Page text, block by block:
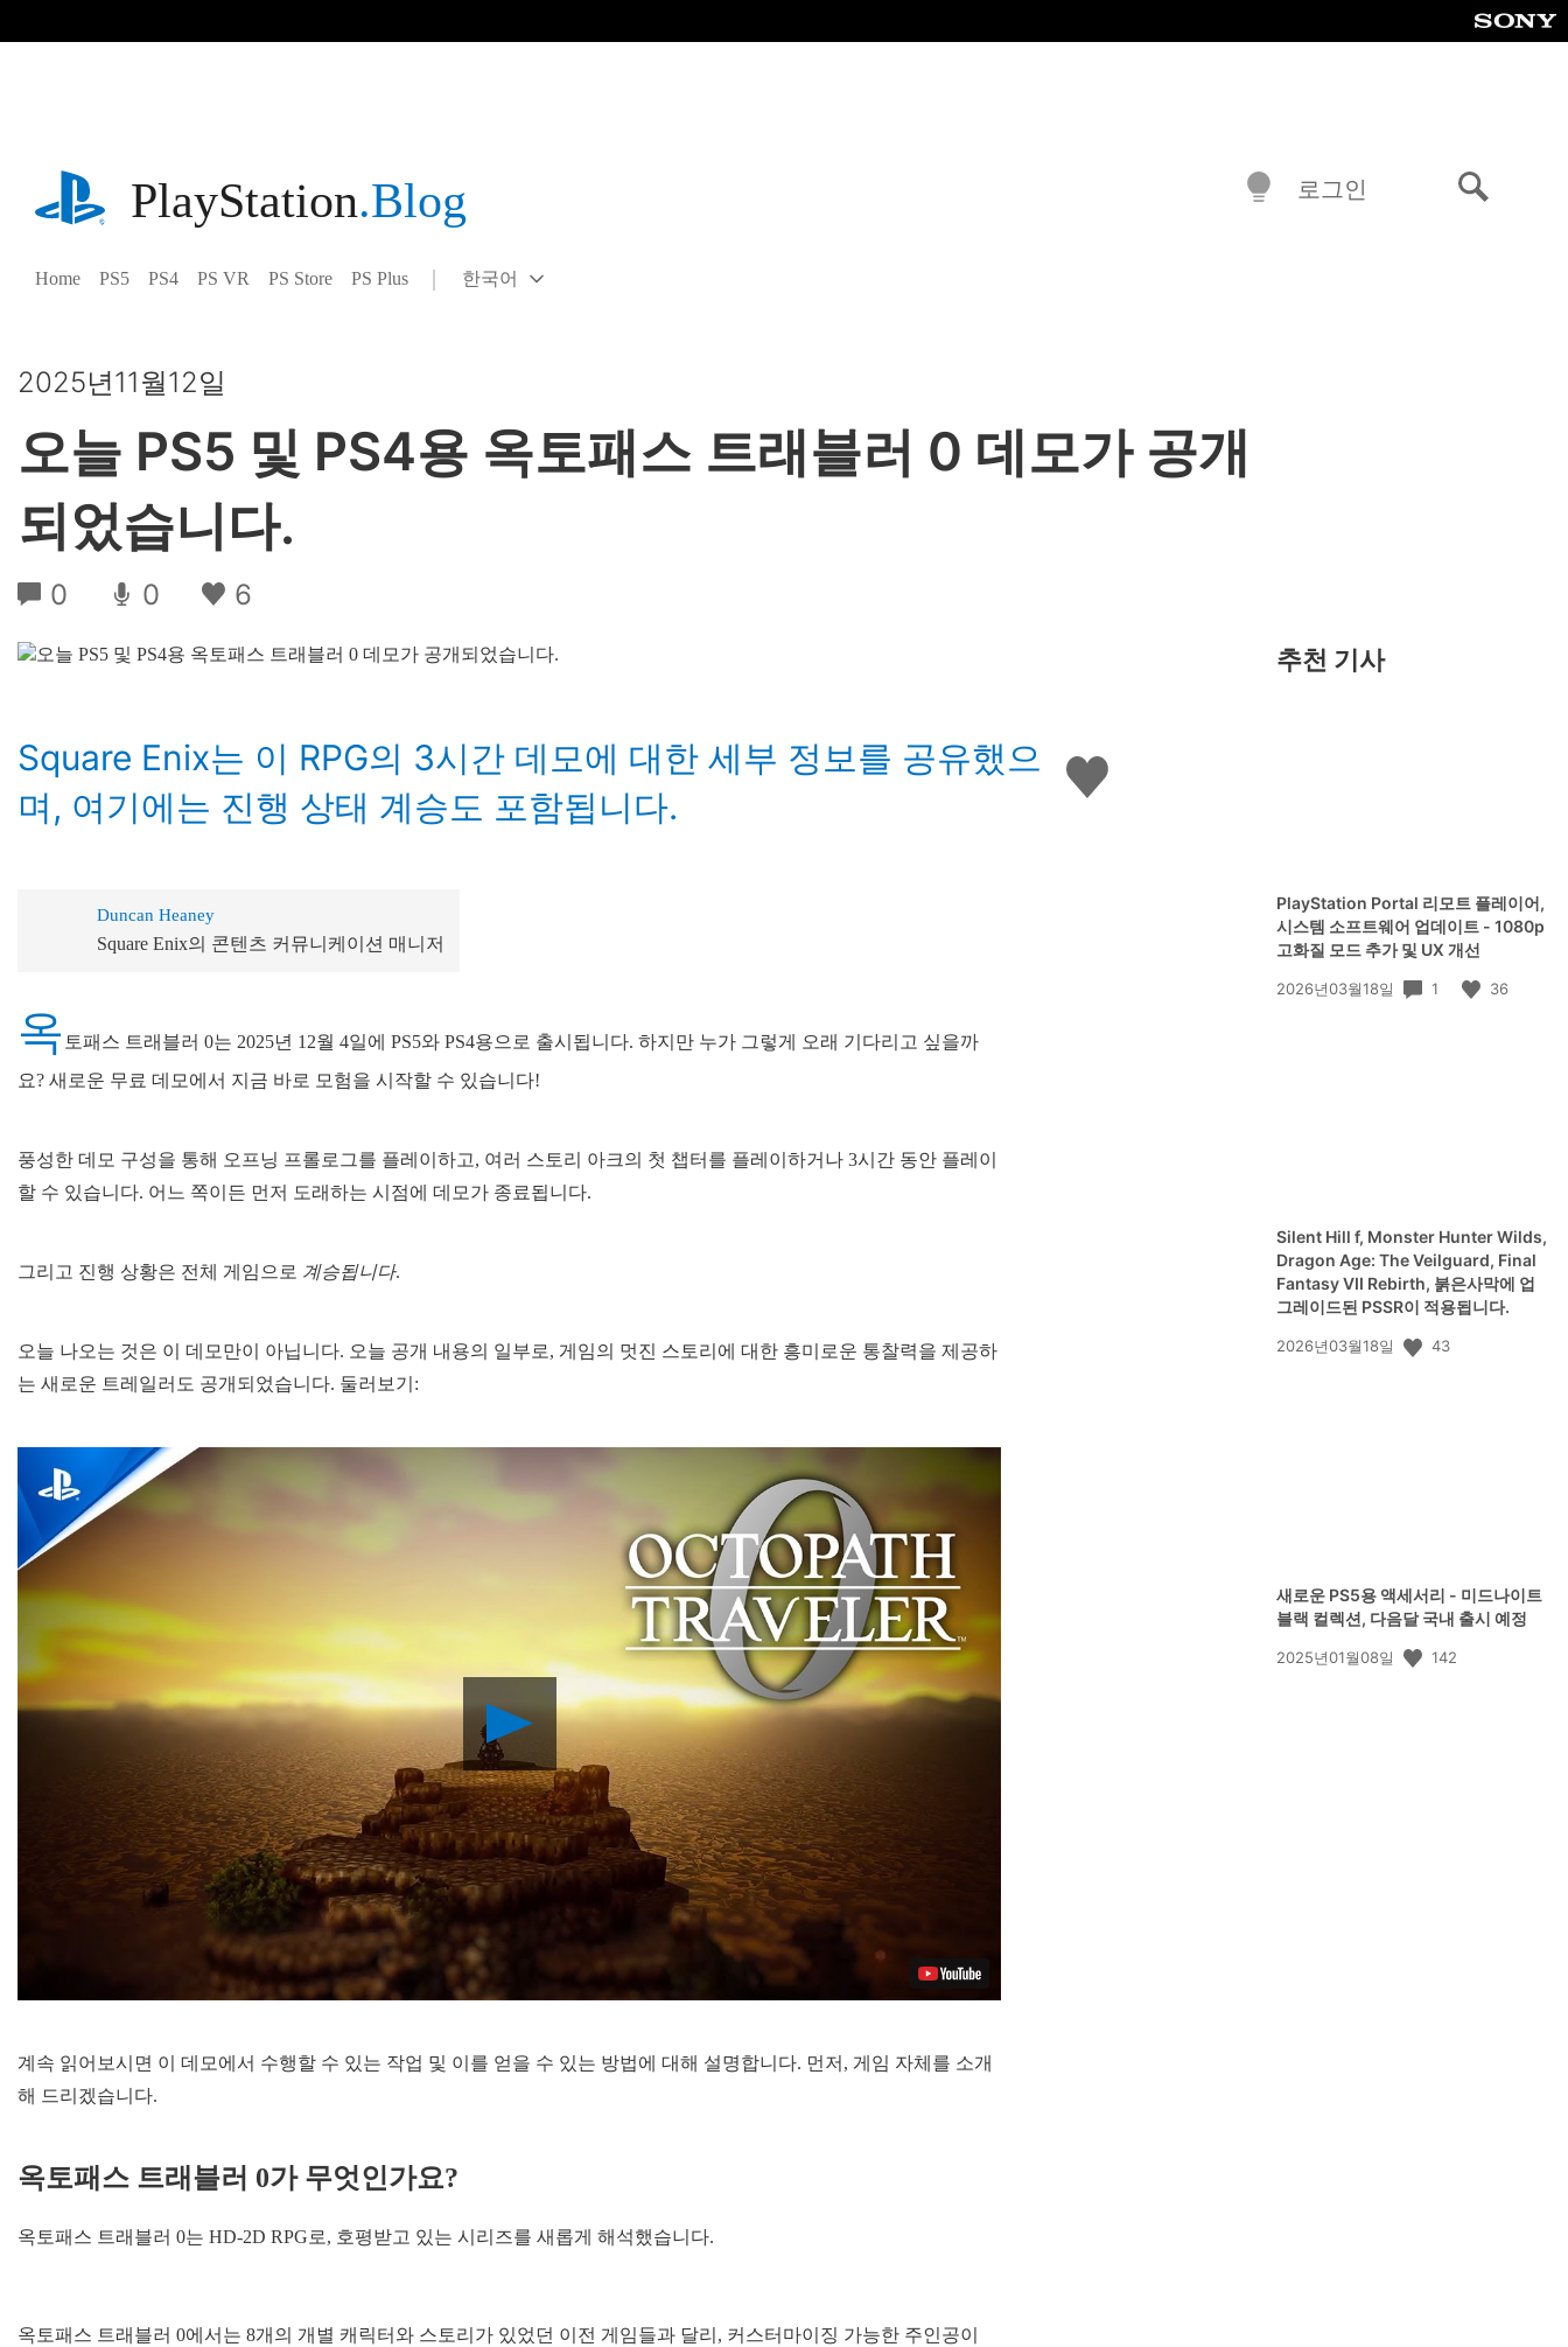
playstation.com
PlayStation.Blog
Home PS5 PS4 PS VR PS Store PS Plus
Select
Current
한국어
로그인
2025년11월12일
오늘 PS5 및 PS4용 옥토패스 트래블러 0 데모가 공개
되었습니다.
0 0 6
좋
아
Square Enix는 이 RPG의 3시간 데모에 대한 세부 정보를 공유했으
며, 여기에는 진행 상태 계승도 포함됩니다.
Duncan Heaney
Square Enix의 콘텐츠 커뮤니케이션 매니저
옥 토패스 트래블러 0는 2025년 12월 4일에 PS5와 PS4용으로 출시됩니다. 하지만 누가 그렇게 오래 기다리고 싶을까
요? 새로운 무료 데모에서 지금 바로 모험을 시작할 수 있습니다!
풍성한 데모 구성을 통해 오프닝 프롤로그를 플레이하고, 여러 스토리 아크의 첫 챕터를 플레이하거나 3시간 동안 플레이
할 수 있습니다. 어느 쪽이든 먼저 도래하는 시점에 데모가 종료됩니다.
그리고 진행 상황은 전체 게임으로 계승됩니다.
오늘 나오는 것은 이 데모만이 아닙니다. 오늘 공개 내용의 일부로, 게임의 멋진 스토리에 대한 흥미로운 통찰력을 제공하
는 새로운 트레일러도 공개되었습니다. 둘러보기:
Play
Video
계속 읽어보시면 이 데모에서 수행할 수 있는 작업 및 이를 얻을 수 있는 방법에 대해 설명합니다. 먼저, 게임 자체를 소개
해 드리겠습니다.
옥토패스 트래블러 0가 무엇인가요?
옥토패스 트래블러 0는 HD-2D RPG로, 호평받고 있는 시리즈를 새롭게 해석했습니다.
옥토패스 트래블러 0에서는 8개의 개별 캐릭터와 스토리가 있었던 이전 게임들과 달리, 커스터마이징 가능한 주인공이
추천 기사
PlayStation Portal 리모트 플레이어,
시스템 소프트웨어 업데이트 - 1080p
고화질 모드 추가 및 UX 개선
공
2026년03월18일 1 36
Silent Hill f, Monster Hunter Wilds,
Dragon Age: The Veilguard, Final
Fantasy VII Rebirth, 붉은사막에 업
그레이드된 PSSR이 적용됩니다.
공
2026년03월18일 43
새로운 PS5용 액세서리 - 미드나이트
블랙 컬렉션, 다음달 국내 출시 예정
공
2025년01월08일 142